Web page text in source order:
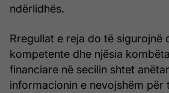
ndërlidhës.
Rregullat e reja do të sigurojnë
kompetente dhe njësia
financiare në secilin shtet
informacionin e nevojshëm për